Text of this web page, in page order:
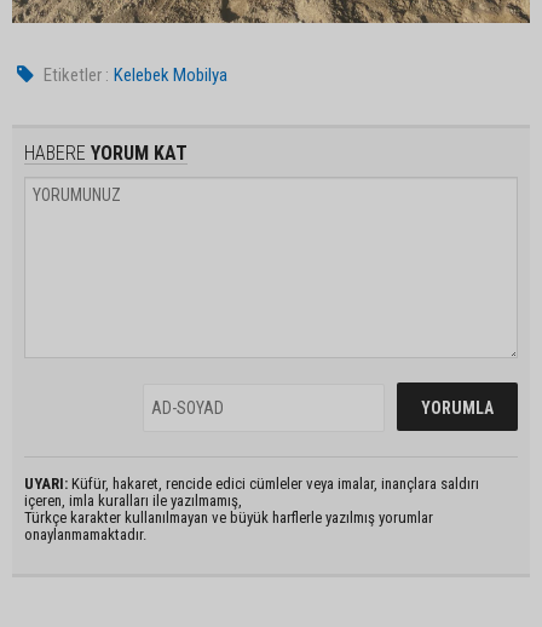
Etiketler : Kelebek Mobilya
HABERE YORUM KAT
UYARI: Küfür, hakaret, rencide edici cümleler veya imalar, inançlara saldırı
içeren, imla kuralları ile yazılmamış,
Türkçe karakter kullanılmayan ve büyük harflerle yazılmış yorumlar
onaylanmamaktadır.